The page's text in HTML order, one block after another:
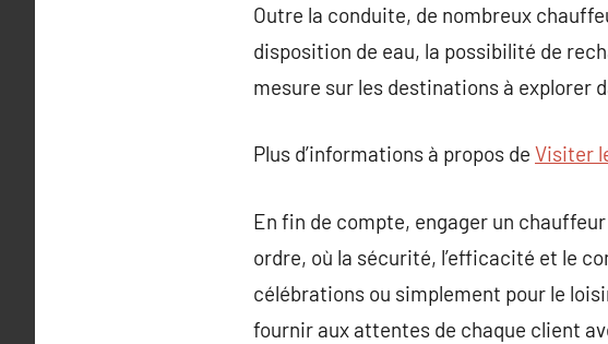
Outre la conduite, de nombreux
disposition de eau, la possibilité de
mesure sur les destinations à explorer
Plus d’informations à propos de Visiter
En fin de compte, engager un
ordre, où la sécurité, l’efficacité et le
célébrations ou simplement pour le
fournir aux attentes de chaque client